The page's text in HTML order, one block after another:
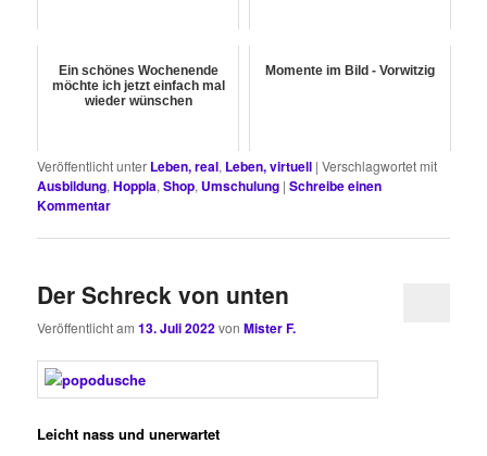
Ein schönes Wochenende
möchte ich jetzt einfach mal
wieder wünschen
Momente im Bild - Vorwitzig
Veröffentlicht unter Leben, real, Leben, virtuell |Verschlagwortet mit
Ausbildung,Hoppla,Shop, Umschulung |Schreibe einen
Kommentar
Der Schreck von unten
Veröffentlicht am13. Juli 2022vonMister F.
Leicht nass und unerwartet